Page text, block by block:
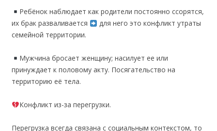
Ребёнок наблюдает как родители постоянно ссорятся,
их брак разваливается
для него это конфликт утраты
семейной территории.
Мужчина бросает женщину; насилует ее или
принуждает к половому акту. Посягательство на
территорию её тела.
Конфликт из-за перегрузки.
Перегрузка всегда связана с социальным контекстом, то